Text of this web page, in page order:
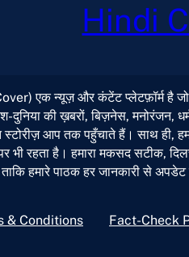
Hindi
एक न्यूज़ और कंटेंट प्लेटफ़ॉर्म
दुनिया की ख़बरों, बिज़नेस, मनोरंजन,
आप तक पहुँचाते हैं। साथ ही,
पर भी रहता है। हमारा मकसद
ताकि हमारे पाठक हर जानकारी से
& Conditions Fact-Check